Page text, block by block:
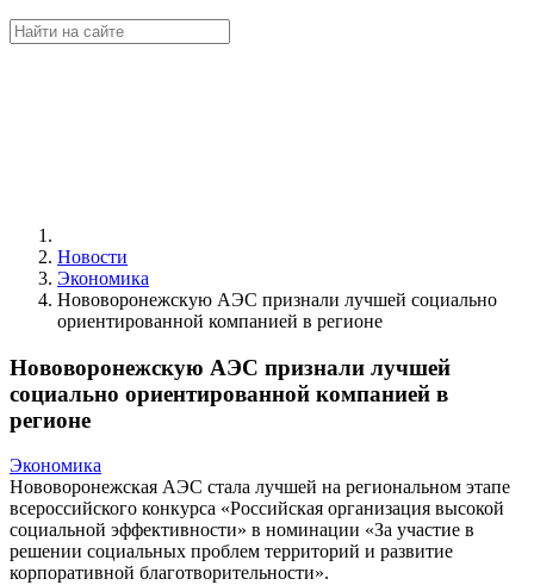
Новости
Экономика
Нововоронежскую АЭС признали лучшей социально
ориентированной компанией в регионе
Нововоронежскую АЭС признали лучшей
социально ориентированной компанией в
регионе
Экономика
Нововоронежская АЭС стала лучшей на региональном этапе
всероссийского конкурса «Российская организация высокой
социальной эффективности» в номинации «За участие в
решении социальных проблем территорий и развитие
корпоративной благотворительности».